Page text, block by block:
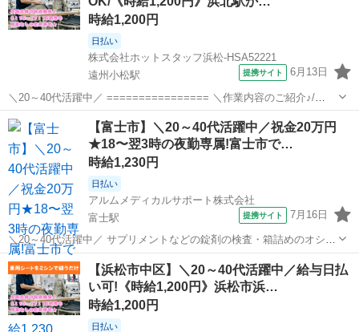
を チェックして運ぶ...
時給1,200円
日払い
株式会社ホットスタッフ浜松-HSA52221
遠州小松駅
提携サイト 6月13日
＼20～40代活躍中／ ================ ＼作業内容のご紹介♪/
================ 自動車シートの製造会社さん★ ミシンを使った
縫製スタッフさんを募集します! (1)裁断された布が、...
静岡 遠州小松駅 その他
【富士市】＼20～40代活躍中／祝金20万円
★18〜翌3時の夜勤専属!富士市で…
時給1,230円
日払い
アルムメディカルサポート株式会社
富士駅
提携サイト 7月16日
＼20～40代活躍中／ サプリメントなどの錠剤の検査・箱詰めのオシゴ
ト。 重たいものは一切ありません! 健康食品に関わるオシゴトなの
で、 工場内は清潔に保たれていて働きやすい環境です。 サプリメント
等の箱詰め・検査などの...
静岡 富士市 富士駅 その他
【浜松市中区】＼20～40代活躍中／給与日払
い可!《時給1,200円》浜松市浜…
時給1,200円
日払い